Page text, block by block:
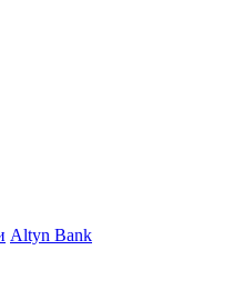
Altyn Bank